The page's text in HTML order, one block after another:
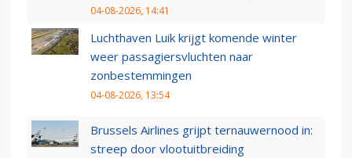
04-08-2026, 14:41
Luchthaven Luik krijgt komende winter
weer passagiersvluchten naar
zonbestemmingen
04-08-2026, 13:54
Brussels Airlines grijpt ternauwernood in:
streep door vlootuitbreiding